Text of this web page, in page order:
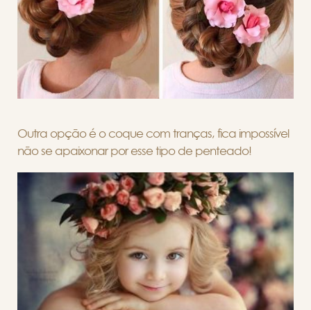
Outra opção é o coque com tranças, fica impossível
não se apaixonar por esse tipo de penteado!